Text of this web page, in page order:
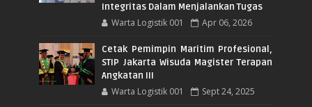
Integritas Dalam Menjalankan Tugas
Warta Logistik 001 Apr 06, 2026
Cetak Pemimpin Maritim Profesional,
STIP Jakarta Wisuda Magister Terapan
Angkatan III
Warta Logistik 001 Sept 24, 2025